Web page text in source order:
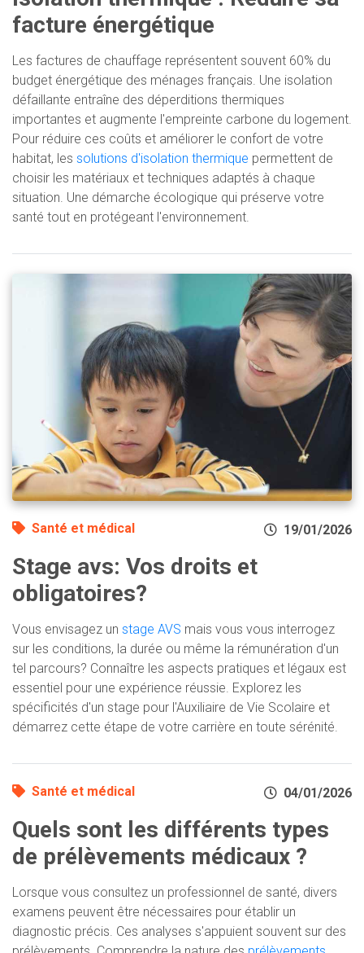
facture énergétique
Les factures de chauffage représentent souvent 60% du
budget énergétique des ménages français. Une isolation
défaillante entraîne des déperditions thermiques
importantes et augmente l'empreinte carbone du logement.
Pour réduire ces coûts et améliorer le confort de votre
habitat, les solutions d'isolation thermique permettent de
choisir les matériaux et techniques adaptés à chaque
situation. Une démarche écologique qui préserve votre
santé tout en protégeant l'environnement.
Santé et médical 19/01/2026
Stage avs: Vos droits et
obligatoires?
Vous envisagez un stage AVS mais vous vous interrogez
sur les conditions, la durée ou même la rémunération d'un
tel parcours? Connaître les aspects pratiques et légaux est
essentiel pour une expérience réussie. Explorez les
spécificités d'un stage pour l'Auxiliaire de Vie Scolaire et
démarrez cette étape de votre carrière en toute sérénité.
Santé et médical 04/01/2026
Quels sont les différents types
de prélèvements médicaux ?
Lorsque vous consultez un professionnel de santé, divers
examens peuvent être nécessaires pour établir un
diagnostic précis. Ces analyses s'appuient souvent sur des